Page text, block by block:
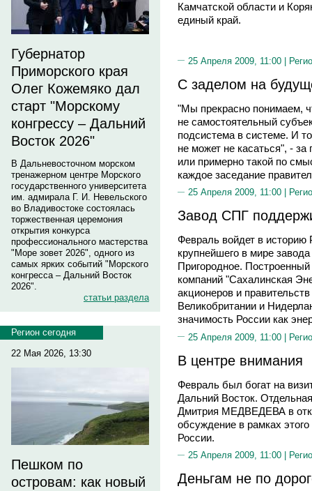
Губернатор
Приморского края
Олег Кожемяко дал
старт "Морскому
конгрессу – Дальний
Восток 2026"
В Дальневосточном морском
тренажерном центре Морского
государственного университета
им. адмирала Г. И. Невельского
во Владивостоке состоялась
торжественная церемония
открытия конкурса
профессионального мастерства
"Море зовет 2026", одного из
самых ярких событий "Морского
конгресса – Дальний Восток
2026".
статьи раздела
Регион сегодня
22 Мая 2026, 13:30
Пешком по
островам: как новый
Камчатской области и
единый край.
25 Апреля 2009, 11:00 |
С заделом на
"Мы прекрасно понимаем,
не самостоятельный
подсистема в системе. И
не может не касаться", -
или примерно такой по
каждое заседание
25 Апреля 2009, 11:00 |
Завод СПГ
Февраль войдет в историю
крупнейшего в мире
Пригородное.
компаний "Сахалинская
акционеров и
Великобритании и
значимость России как
25 Апреля 2009, 11:00 |
В центре внимания
Февраль был богат на
Дальний Восток.
Дмитрия МЕДВЕДЕВА в
обсуждение в рамках этого
России.
25 Апреля 2009, 11:00 |
Деньгам не по